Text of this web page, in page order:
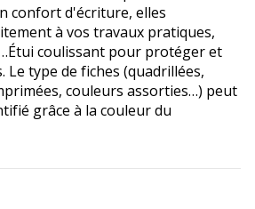
confort d'écriture, elles
à vos travaux pratiques,
coulissant pour protéger et
Le type de fiches (quadrillées,
couleurs assorties…) peut
grâce à la couleur du